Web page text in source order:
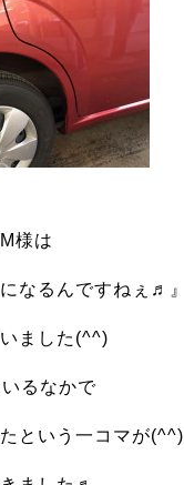
様は
なるんですねぇ♬』
ました(^^)
るなかで
という一コマが(^^)